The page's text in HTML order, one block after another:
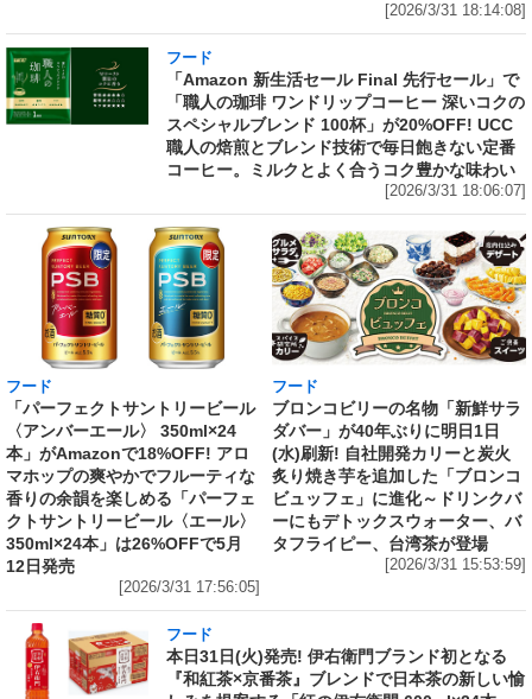
[2026/3/31 18:14:08]
フード
「Amazon 新生活セール Final 先行セール」で
「職人の珈琲 ワンドリップコーヒー 深いコクの
スペシャルブレンド 100杯」が20%OFF! UCC
職人の焙煎とブレンド技術で毎日飽きない定番
コーヒー。ミルクとよく合うコク豊かな味わい
[2026/3/31 18:06:07]
フード
「パーフェクトサントリービール
〈アンバーエール〉 350ml×24
本」がAmazonで18%OFF! アロ
マホップの爽やかでフルーティな
香りの余韻を楽しめる「パーフェ
クトサントリービール〈エール〉
350ml×24本」は26%OFFで5月
12日発売
[2026/3/31 17:56:05]
フード
ブロンコビリーの名物「新鮮サラ
ダバー」が40年ぶりに明日1日
(水)刷新! 自社開発カリーと炭火
炙り焼き芋を追加した「ブロンコ
ビュッフェ」に進化～ドリンクバ
ーにもデトックスウォーター、バ
タフライピー、台湾茶が登場
[2026/3/31 15:53:59]
フード
本日31日(火)発売! 伊右衛門ブランド初となる
『和紅茶×京番茶』ブレンドで日本茶の新しい愉